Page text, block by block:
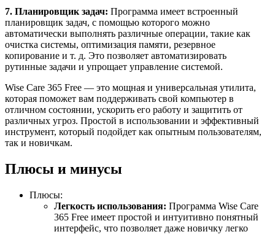
7. Планировщик задач: Программа имеет встроенный
планировщик задач, с помощью которого можно
автоматически выполнять различные операции, такие как
очистка системы, оптимизация памяти, резервное
копирование и т. д. Это позволяет автоматизировать
рутинные задачи и упрощает управление системой.
Wise Care 365 Free — это мощная и универсальная утилита,
которая поможет вам поддерживать свой компьютер в
отличном состоянии, ускорить его работу и защитить от
различных угроз. Простой в использовании и эффективный
инструмент, который подойдет как опытным пользователям,
так и новичкам.
Плюсы и минусы
Плюсы:
Легкость использования: Программа Wise Care
365 Free имеет простой и интуитивно понятный
интерфейс, что позволяет даже новичку легко